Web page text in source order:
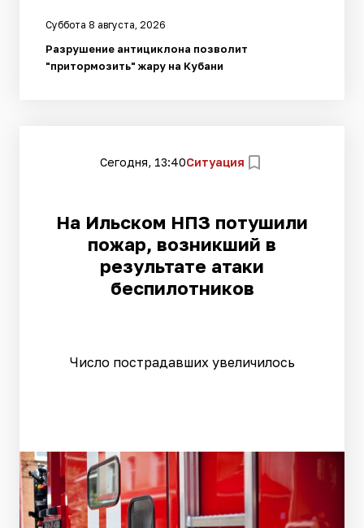
Суббота 8 августа, 2026
Разрушение антициклона позволит
"притормозить" жару на Кубани
Сегодня, 13:40Ситуация
На Ильском НПЗ потушили
пожар, возникший в
результате атаки
беспилотников
Число пострадавших увеличилось